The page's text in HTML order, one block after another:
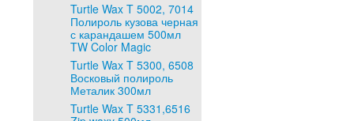
Turtle Wax T 5002, 7014
Полироль кузова черная
с карандашем 500мл
TW Color Magic
Turtle Wax T 5300, 6508
Восковый полироль
Металик 300мл
Turtle Wax T 5331,6516